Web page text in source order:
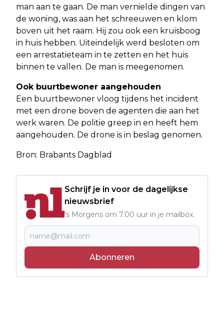
man aan te gaan. De man vernielde dingen van
de woning, was aan het schreeuwen en klom
boven uit het raam. Hij zou ook een kruisboog
in huis hebben. Uiteindelijk werd besloten om
een arrestatieteam in te zetten en het huis
binnen te vallen. De man is meegenomen.
Ook buurtbewoner aangehouden
Een buurtbewoner vloog tijdens het incident
met een drone boven de agenten die aan het
werk waren. De politie greep in en heeft hem
aangehouden. De drone is in beslag genomen.
Bron: Brabants Dagblad
Schrijf je in voor de dagelijkse
nieuwsbrief
's Morgens om 7.00 uur in je mailbox.
Abonneren